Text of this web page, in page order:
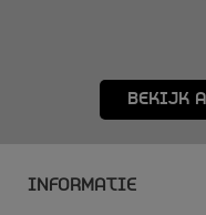
BEKIJK
INFORMATIE